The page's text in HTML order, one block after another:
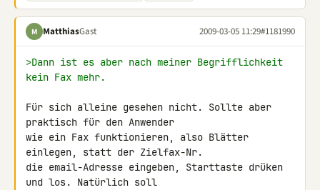
M MatthiasGast 2009-03-05 11:29#1181990
>Dann ist es aber nach meiner Begrifflichkeit
kein Fax mehr.
Für sich alleine gesehen nicht. Sollte aber
praktisch für den Anwender
wie ein Fax funktionieren, also Blätter
einlegen, statt der Zielfax-Nr.
die email-Adresse eingeben, Starttaste drüken
und los. Natürlich soll